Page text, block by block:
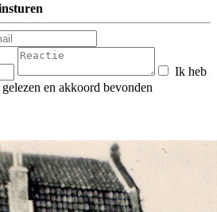
Ik heb
gelezen en akkoord bevonden